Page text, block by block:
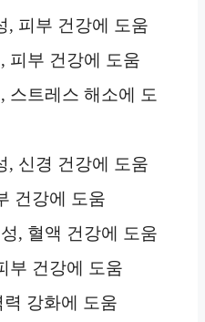
, 피부 건강에 도움
피부 건강에 도움
스트레스 해소에 도
, 신경 건강에 도움
건강에 도움
, 혈액 건강에 도움
부 건강에 도움
강화에 도움